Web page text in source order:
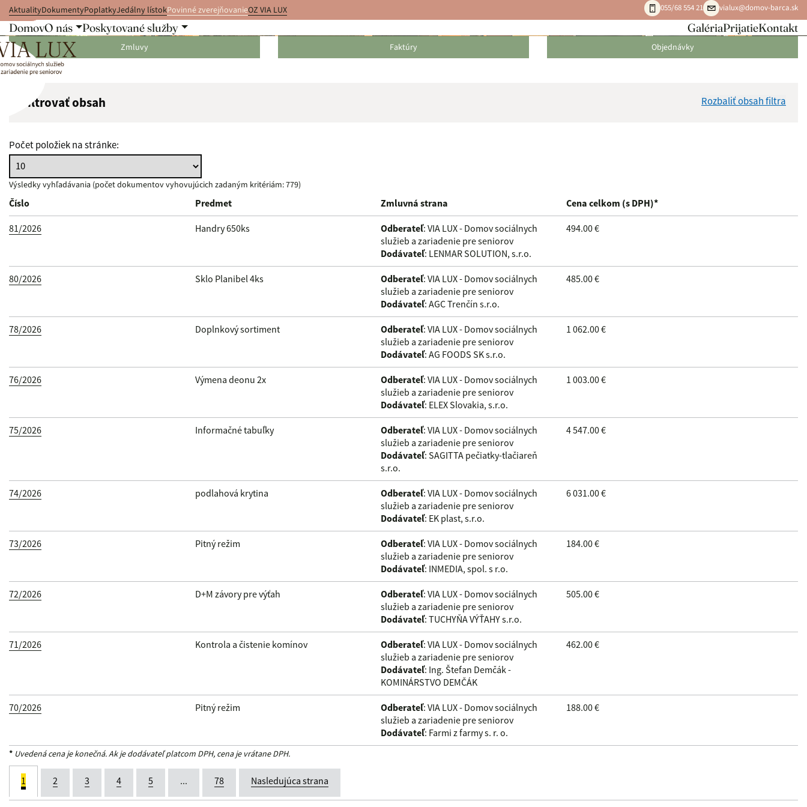
obsah
AktualityDokumentyPoplatkyJedálny lístokPovinné zverejňovanieOZ VIA LUX 055/68 554 21 vialux@domov-barca.sk
DomovO nás Poskytované služby GalériaPrijatieKontakt
Objednávky Zmluvy Faktúry Objednávky
Filtrovať obsah
Rozbaliť obsah filtra
Typ dátumu:
Suma od: Suma do:
Filtrovať
Počet položiek na stránke:
Výsledky vyhľadávania (počet dokumentov vyhovujúcich zadaným kritériám: 779)
Číslo Predmet Zmluvná strana Cena celkom (s DPH)*
81/2026 Handry 650ks Odberateľ: VIA LUX - Domov sociálnych
služieb a zariadenie pre seniorov
Dodávateľ: LENMAR SOLUTION, s.r.o.
494.00 €
80/2026 Sklo Planibel 4ks Odberateľ: VIA LUX - Domov sociálnych
služieb a zariadenie pre seniorov
Dodávateľ: AGC Trenčín s.r.o.
485.00 €
78/2026 Doplnkový sortiment Odberateľ: VIA LUX - Domov sociálnych
služieb a zariadenie pre seniorov
Dodávateľ: AG FOODS SK s.r.o.
1 062.00 €
76/2026 Výmena deonu 2x Odberateľ: VIA LUX - Domov sociálnych
služieb a zariadenie pre seniorov
Dodávateľ: ELEX Slovakia, s.r.o.
1 003.00 €
75/2026 Informačné tabuľky Odberateľ: VIA LUX - Domov sociálnych
služieb a zariadenie pre seniorov
Dodávateľ: SAGITTA pečiatky-tlačiareň
s.r.o.
4 547.00 €
74/2026 podlahová krytina Odberateľ: VIA LUX - Domov sociálnych
služieb a zariadenie pre seniorov
Dodávateľ: EK plast, s.r.o.
6 031.00 €
73/2026 Pitný režim Odberateľ: VIA LUX - Domov sociálnych
služieb a zariadenie pre seniorov
Dodávateľ: INMEDIA, spol. s r.o.
184.00 €
72/2026 D+M závory pre výťah Odberateľ: VIA LUX - Domov sociálnych
služieb a zariadenie pre seniorov
Dodávateľ: TUCHYŇA VÝŤAHY s.r.o.
505.00 €
71/2026 Kontrola a čistenie komínov Odberateľ: VIA LUX - Domov sociálnych
služieb a zariadenie pre seniorov
Dodávateľ: Ing. Štefan Demčák -
KOMINÁRSTVO DEMČÁK
462.00 €
70/2026 Pitný režim Odberateľ: VIA LUX - Domov sociálnych
služieb a zariadenie pre seniorov
Dodávateľ: Farmi z farmy s. r. o.
188.00 €
* Uvedená cena je konečná. Ak je dodávateľ platcom DPH, cena je vrátane DPH.
1 2 3 4 5 ... 78 Nasledujúca strana